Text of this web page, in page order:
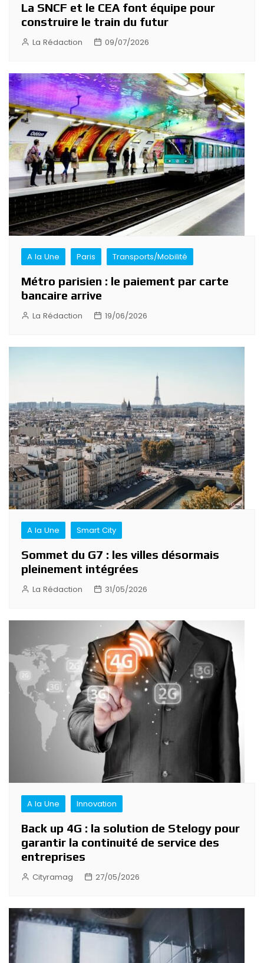
La SNCF et le CEA font équipe pour
construire le train du futur
La Rédaction 09/07/2026
A la Une Paris Transports/Mobilité
Métro parisien : le paiement par carte
bancaire arrive
La Rédaction 19/06/2026
A la Une Smart City
Sommet du G7 : les villes désormais
pleinement intégrées
La Rédaction 31/05/2026
A la Une Innovation
Back up 4G : la solution de Stelogy pour
garantir la continuité de service des
entreprises
Cityramag 27/05/2026